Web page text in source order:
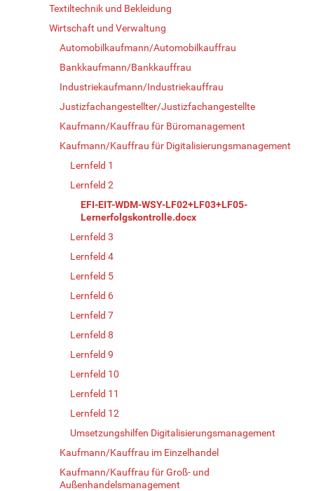
Textiltechnik und Bekleidung
Wirtschaft und Verwaltung
Automobilkaufmann/Automobilkauffrau
Bankkaufmann/Bankkauffrau
Industriekaufmann/Industriekauffrau
Justizfachangestellter/Justizfachangestellte
Kaufmann/Kauffrau für Büromanagement
Kaufmann/Kauffrau für Digitalisierungsmanagement
Lernfeld 1
Lernfeld 2
EFI-EIT-WDM-WSY-LF02+LF03+LF05-
Lernerfolgskontrolle.docx
Lernfeld 3
Lernfeld 4
Lernfeld 5
Lernfeld 6
Lernfeld 7
Lernfeld 8
Lernfeld 9
Lernfeld 10
Lernfeld 11
Lernfeld 12
Umsetzungshilfen Digitalisierungsmanagement
Kaufmann/Kauffrau im Einzelhandel
Kaufmann/Kauffrau für Groß- und
Außenhandelsmanagement